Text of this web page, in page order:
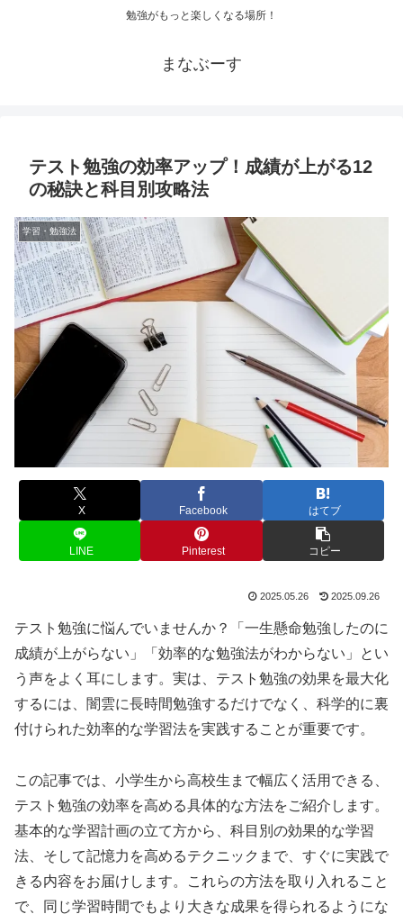
勉強がもっと楽しくなる場所！
まなぶーす
テスト勉強の効率アップ！成績が上がる12
の秘訣と科目別攻略法
学習・勉強法
X Facebook はてブ
LINE Pinterest コピー
2025.05.26 2025.09.26
テスト勉強に悩んでいませんか？「一生懸命勉強したのに
成績が上がらない」「効率的な勉強法がわからない」とい
う声をよく耳にします。実は、テスト勉強の効果を最大化
するには、闇雲に長時間勉強するだけでなく、科学的に裏
付けられた効率的な学習法を実践することが重要です。
この記事では、小学生から高校生まで幅広く活用できる、
テスト勉強の効率を高める具体的な方法をご紹介します。
基本的な学習計画の立て方から、科目別の効果的な学習
法、そして記憶力を高めるテクニックまで、すぐに実践で
きる内容をお届けします。これらの方法を取り入れること
で、同じ学習時間でもより大きな成果を得られるようにな